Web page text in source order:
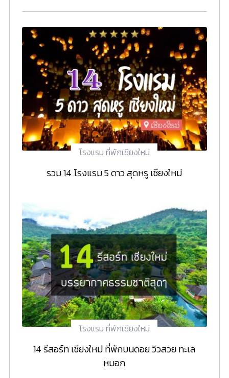
โรงแรม ที่พักเชียงใหม่
รวม 14 โรงแรม 5 ดาว สุดหรู เชียงใหม่
โรงแรม ที่พักเชียงใหม่
14 รีสอร์ท เชียงใหม่ ที่พักบนดอย วิวสวย ทะเล
หมอก